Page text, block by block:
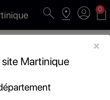
search pin_drop account_circle shopping_bag
0
×
Martinique